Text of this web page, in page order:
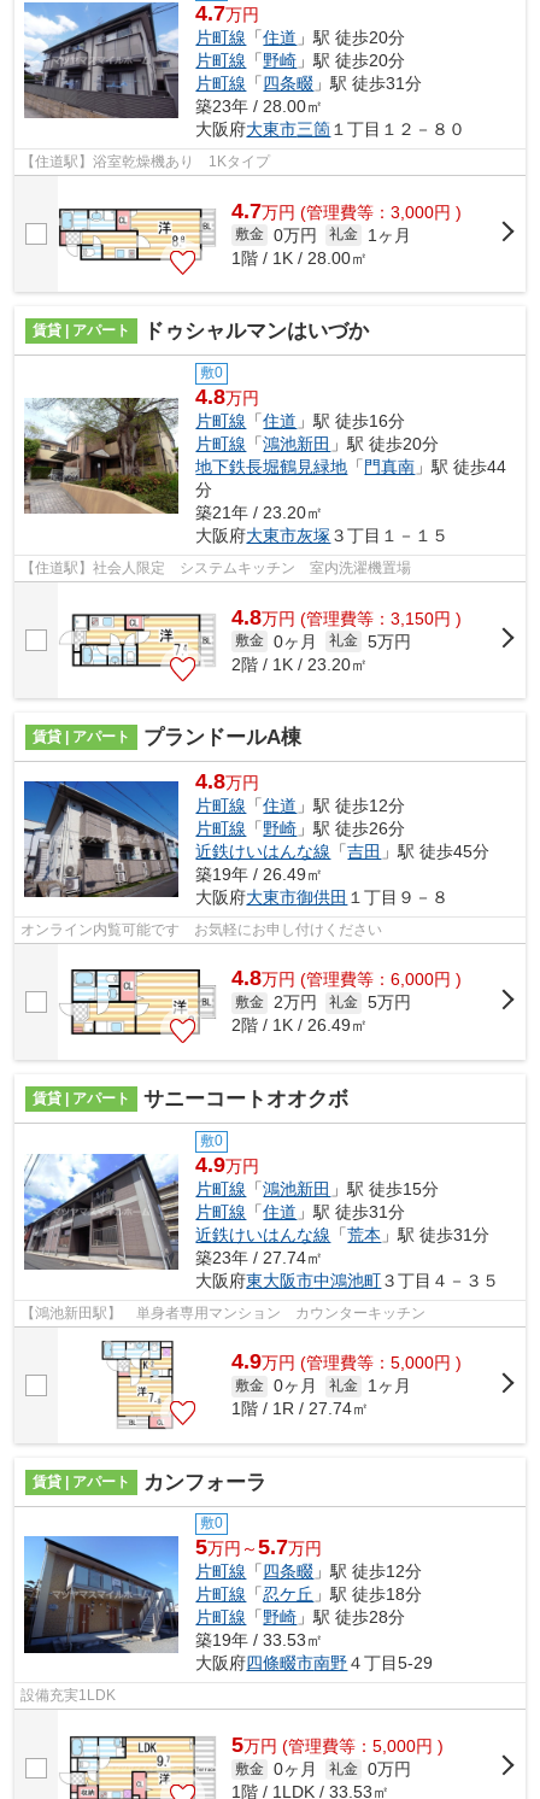
4.7万円
片町線 「住道 」駅 徒歩20分
片町線 「野崎 」駅 徒歩20分
片町線 「四条畷 」駅 徒歩31分
築23年 / 28.00㎡
大阪府大東市三箇１丁目１２－８０
【住道駅】浴室乾燥機あり 1Kタイプ
4.7万円 (管理費等：3,000円 )
敷金 0万円 礼金
1ヶ月
1階 / 1K / 28.00㎡
賃貸 | アパート ドゥシャルマンはいづか
敷0
4.8万円
片町線 「住道 」駅 徒歩16分
片町線 「鴻池新田 」駅 徒歩20分
地下鉄長堀鶴見緑地 「 門真南 」駅 徒歩44
分
築21年 / 23.20㎡
大阪府大東市灰塚 ３丁目１－１５
【住道駅】社会人限定 システムキッチン 室内洗濯機置場
4.8万円 (管理費等：3,150円 )
敷金 0ヶ月 礼金 5万円
2階 / 1K / 23.20㎡
賃貸 | アパート プランドールA棟
4.8万円
片町線 「住道 」駅 徒歩12分
片町線 「野崎 」駅 徒歩26分
近鉄けいはんな線 「吉田 」駅 徒歩45分
築19年 / 26.49㎡
大阪府大東市御供田 １丁目９－８
オンライン内覧可能です お気軽にお申し付けください
4.8万円 (管理費等：6,000円 )
敷金 2万円 礼金 5万円
2階 / 1K / 26.49㎡
賃貸 | アパート サニーコートオオクボ
敷0
4.9万円
片町線 「鴻池新田 」駅 徒歩15分
片町線 「住道 」駅 徒歩31分
近鉄けいはんな線 「荒本 」駅 徒歩31分
築23年 / 27.74㎡
大阪府東大阪市中鴻池町３丁目４－３５
【鴻池新田駅】 単身者専用マンション カウンターキッチン
4.9万円 (管理費等：5,000円 )
敷金 0ヶ月 礼金
1ヶ月
1階 / 1R / 27.74㎡
賃貸 | アパート カンフォーラ
敷0
5万円～5.7万円
片町線 「四条畷 」駅 徒歩12分
片町線 「忍ケ丘 」駅 徒歩18分
片町線 「野崎 」駅 徒歩28分
築19年 / 33.53㎡
大阪府四條畷市南野４丁目5-29
設備充実1LDK
5万円 (管理費等：5,000円 )
敷金 0ヶ月 礼金 0万円
1階 / 1LDK / 33.53㎡